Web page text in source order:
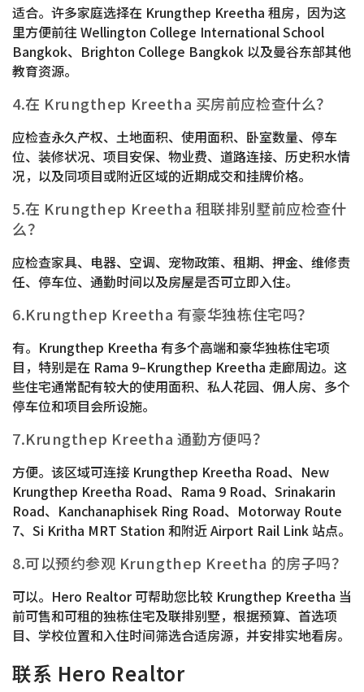
适合。许多家庭选择在 Krungthep Kreetha 租房，因为这
里方便前往 Wellington College International School
Bangkok、Brighton College Bangkok 以及曼谷东部其他
教育资源。
4.在 Krungthep Kreetha 买房前应检查什么？
应检查永久产权、土地面积、使用面积、卧室数量、停车
位、装修状况、项目安保、物业费、道路连接、历史积水情
况，以及同项目或附近区域的近期成交和挂牌价格。
5.在 Krungthep Kreetha 租联排别墅前应检查什
么？
应检查家具、电器、空调、宠物政策、租期、押金、维修责
任、停车位、通勤时间以及房屋是否可立即入住。
6.Krungthep Kreetha 有豪华独栋住宅吗？
有。Krungthep Kreetha 有多个高端和豪华独栋住宅项
目，特别是在 Rama 9–Krungthep Kreetha 走廊周边。这
些住宅通常配有较大的使用面积、私人花园、佣人房、多个
停车位和项目会所设施。
7.Krungthep Kreetha 通勤方便吗？
方便。该区域可连接 Krungthep Kreetha Road、New
Krungthep Kreetha Road、Rama 9 Road、Srinakarin
Road、Kanchanaphisek Ring Road、Motorway Route
7、Si Kritha MRT Station 和附近 Airport Rail Link 站点。
8.可以预约参观 Krungthep Kreetha 的房子吗？
可以。Hero Realtor 可帮助您比较 Krungthep Kreetha 当
前可售和可租的独栋住宅及联排别墅，根据预算、首选项
目、学校位置和入住时间筛选合适房源，并安排实地看房。
联系 Hero Realtor